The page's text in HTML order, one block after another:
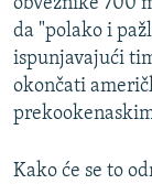
da "polako i
ispunjavajući
okončati
Kako će se to